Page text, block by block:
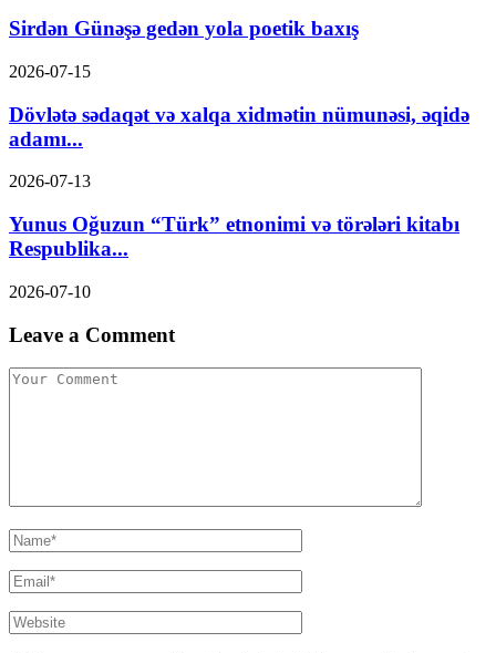
Sirdən Günəşə gedən yola poetik baxış
2026-07-15
Dövlətə sədaqət və xalqa xidmətin nümunəsi, əqidə
adamı...
2026-07-13
Yunus Oğuzun “Türk” etnonimi və törələri kitabı
Respublika...
2026-07-10
Leave a Comment